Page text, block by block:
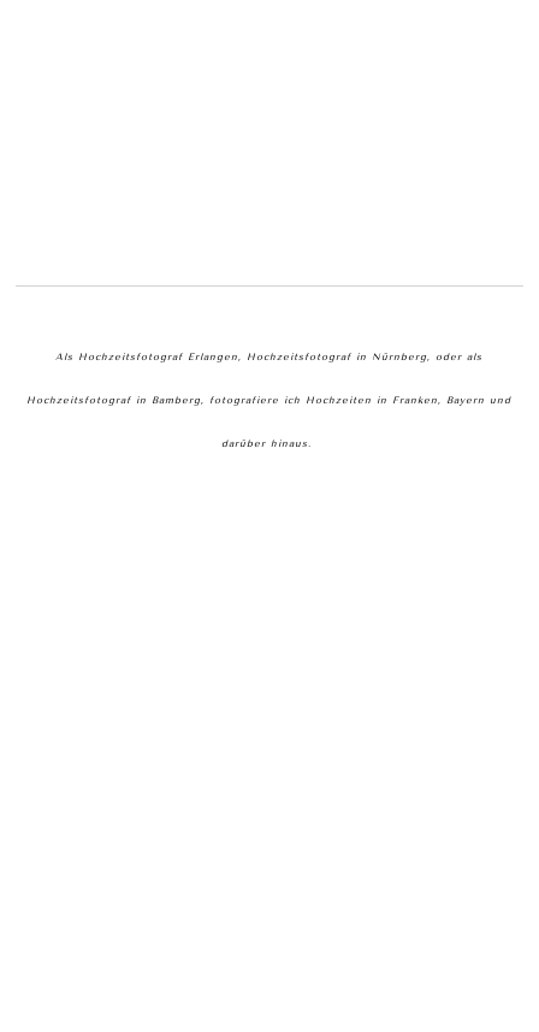
Als Hochzeitsfotograf Erlangen, Hochzeitsfotograf in Nürnberg, oder als
Hochzeitsfotograf in Bamberg, fotografiere ich Hochzeiten in Franken, Bayern und
darüber hinaus.